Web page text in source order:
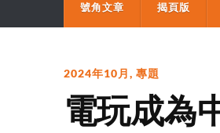
號角文章 揭頁版
2024年10月, 專題
電玩成為